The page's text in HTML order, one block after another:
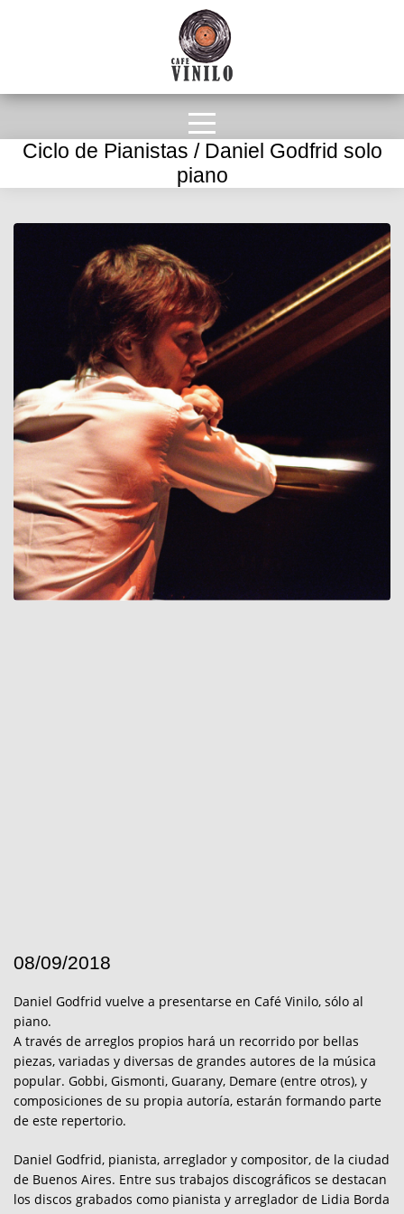
Ciclo de Pianistas / Daniel Godfrid solo
piano
08/09/2018
Daniel Godfrid vuelve a presentarse en Café Vinilo, sólo al
piano.
A través de arreglos propios hará un recorrido por bellas
piezas, variadas y diversas de grandes autores de la música
popular. Gobbi, Gismonti, Guarany, Demare (entre otros), y
composiciones de su propia autoría, estarán formando parte
de este repertorio.
Daniel Godfrid, pianista, arreglador y compositor, de la ciudad
de Buenos Aires. Entre sus trabajos discográficos se destacan
los discos grabados como pianista y arreglador de Lidia Borda